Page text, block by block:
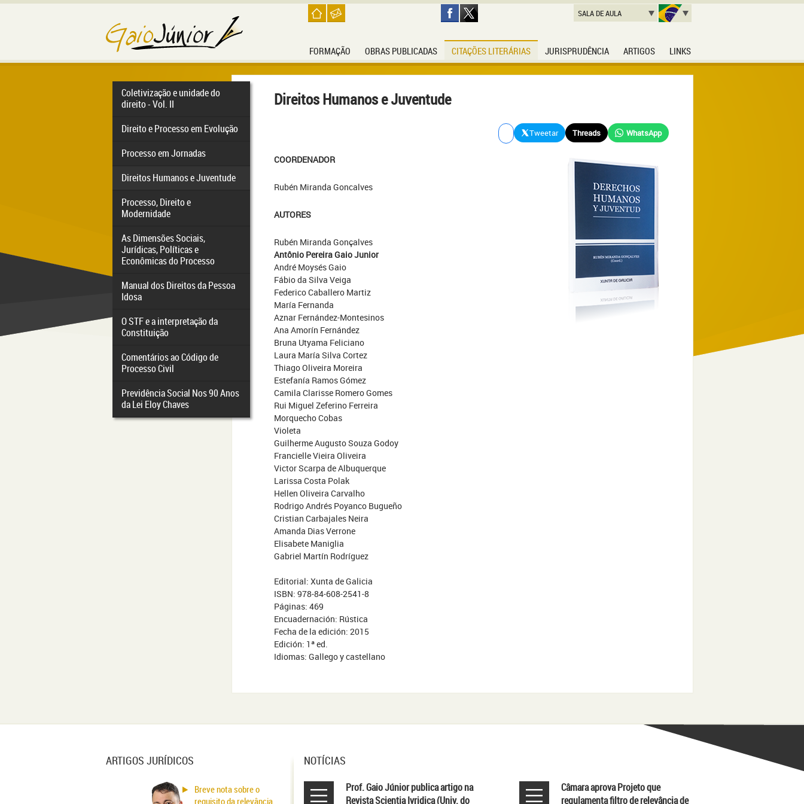
FORMAÇÃO OBRAS PUBLICADAS CITAÇÕES LITERÁRIAS JURISPRUDÊNCIA ARTIGOS LINKS
SALA DE AULA
Coletivização e unidade do
direito - Vol. II
Direito e Processo em Evolução
Processo em Jornadas
Direitos Humanos e Juventude
Processo, Direito e
Modernidade
As Dimensões Sociais,
Jurídicas, Políticas e
Econômicas do Processo
Manual dos Direitos da Pessoa
Idosa
O STF e a interpretação da
Constituição
Comentários ao Código de
Processo Civil
Previdência Social Nos 90 Anos
da Lei Eloy Chaves
Direitos Humanos e Juventude
Tweetar Threads WhatsApp
COORDENADOR
Rubén Miranda Goncalves
AUTORES
Rubén Miranda Gonçalves
Antônio Pereira Gaio Junior
André Moysés Gaio
Fábio da Silva Veiga
Federico Caballero Martiz
María Fernanda
Aznar Fernández-Montesinos
Ana Amorín Fernández
Bruna Utyama Feliciano
Laura María Silva Cortez
Thiago Oliveira Moreira
Estefanía Ramos Gómez
Camila Clarisse Romero Gomes
Rui Miguel Zeferino Ferreira
Morquecho Cobas
Violeta
Guilherme Augusto Souza Godoy
Francielle Vieira Oliveira
Victor Scarpa de Albuquerque
Larissa Costa Polak
Hellen Oliveira Carvalho
Rodrigo Andrés Poyanco Bugueño
Cristian Carbajales Neira
Amanda Dias Verrone
Elisabete Maniglia
Gabriel Martín Rodríguez
Editorial: Xunta de Galicia
ISBN: 978-84-608-2541-8
Páginas: 469
Encuadernación: Rústica
Fecha de la edición: 2015
Edición: 1ª ed.
Idiomas: Gallego y castellano
ARTIGOS JURÍDICOS
Breve nota sobre o
requisito da relevância
NOTÍCIAS
Prof. Gaio Júnior publica artigo na
Revista Scientia Ivridica (Univ. do
Câmara aprova Projeto que
regulamenta filtro de relevância de